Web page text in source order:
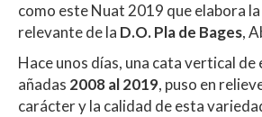
como este Nuat 2019 que elabora
relevante de la D.O. Pla de Bages,
Hace unos días, una cata vertical de
añadas 2008 al 2019, puso en
carácter y la calidad de esta